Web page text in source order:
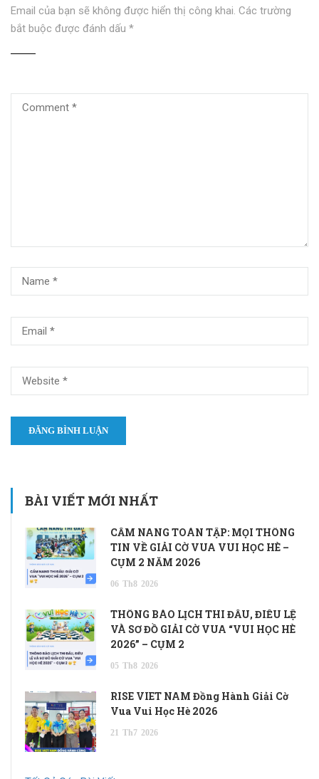
Email của bạn sẽ không được hiển thị công khai. Các trường
bắt buộc được đánh dấu *
BÀI VIẾT MỚI NHẤT
CẨM NANG TOÀN TẬP: MỌI THÔNG
TIN VỀ GIẢI CỜ VUA VUI HỌC HÈ –
CỤM 2 NĂM 2026
06 Th8 2026
THÔNG BÁO LỊCH THI ĐẤU, ĐIỀU LỆ
VÀ SƠ ĐỒ GIẢI CỜ VUA “VUI HỌC HÈ
2026” – CỤM 2
05 Th8 2026
RISE VIET NAM Đồng Hành Giải Cờ
Vua Vui Học Hè 2026
21 Th7 2026